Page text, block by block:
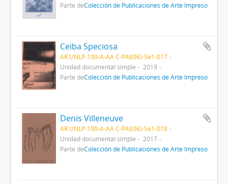
Parte deColección de Publicaciones de Arte Impreso
Ceiba Speciosa
AR UNLP-100-A-AA C-PAI(06)-Se1-017
Unidad documental simple
2019
Parte deColección de Publicaciones de Arte Impreso
Denis Villeneuve
AR UNLP-100-A-AA C-PAI(06)-Se1-018
Unidad documental simple
2017
Parte deColección de Publicaciones de Arte Impreso